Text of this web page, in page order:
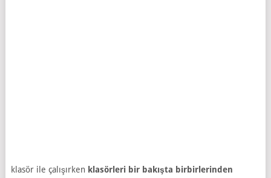
klasör ile çalışırken klasörleri bir bakışta birbirlerinden